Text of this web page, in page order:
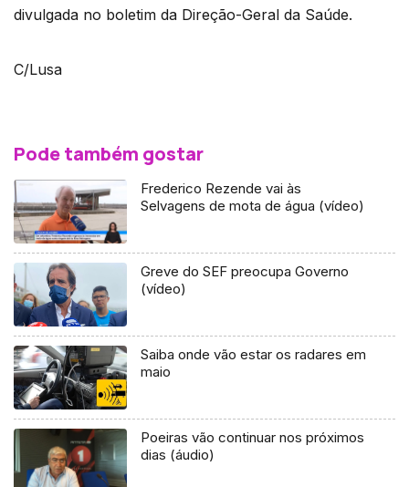
divulgada no boletim da Direção-Geral da Saúde.
C/Lusa
Pode também gostar
Frederico Rezende vai às
Selvagens de mota de água (vídeo)
Greve do SEF preocupa Governo
(vídeo)
Saiba onde vão estar os radares em
maio
Poeiras vão continuar nos próximos
dias (áudio)